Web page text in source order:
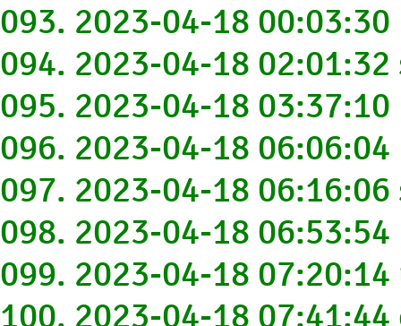
093. 2023-04-18
094. 2023-04-18
095. 2023-04-18
096. 2023-04-18
097. 2023-04-18
098. 2023-04-18
099. 2023-04-18
100. 2023-04-18